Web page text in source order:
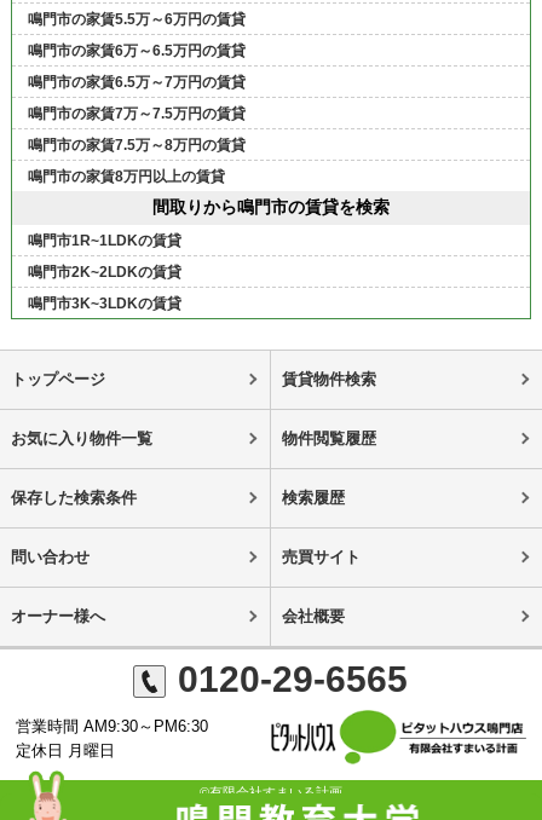
鳴門市の家賃5.5万～6万円の賃貸
鳴門市の家賃6万～6.5万円の賃貸
鳴門市の家賃6.5万～7万円の賃貸
鳴門市の家賃7万～7.5万円の賃貸
鳴門市の家賃7.5万～8万円の賃貸
鳴門市の家賃8万円以上の賃貸
間取りから鳴門市の賃貸を検索
鳴門市1R~1LDKの賃貸
鳴門市2K~2LDKの賃貸
鳴門市3K~3LDKの賃貸
トップページ 賃貸物件検索
お気に入り物件一覧 物件閲覧履歴
保存した検索条件 検索履歴
問い合わせ 売買サイト
オーナー様へ 会社概要
0120-29-6565
営業時間 AM9:30～PM6:30
定休日 月曜日
©有限会社すまいる計画